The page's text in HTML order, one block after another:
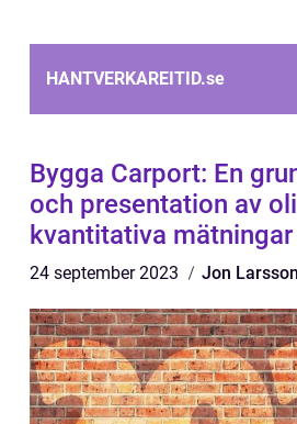
HANTVERKAREITID.se
Bygga Carport: En
och presentation av
kvantitativa mätningar
24 september 2023 Jon Larsson